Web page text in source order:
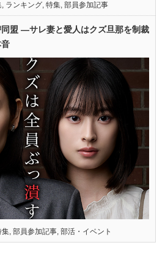
, ランキング, 特集, 部員参加記事
盟 —サレ妻と愛人はクズ旦那を制裁
集, 部員参加記事, 部活・イベント